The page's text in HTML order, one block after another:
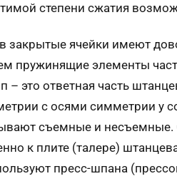
степени сжатия
закрытые ячейки имеют
пружинящие элементы
– это ответная часть
с осями симметрии у
съемные и
к плите (талере)
пресс-шпана